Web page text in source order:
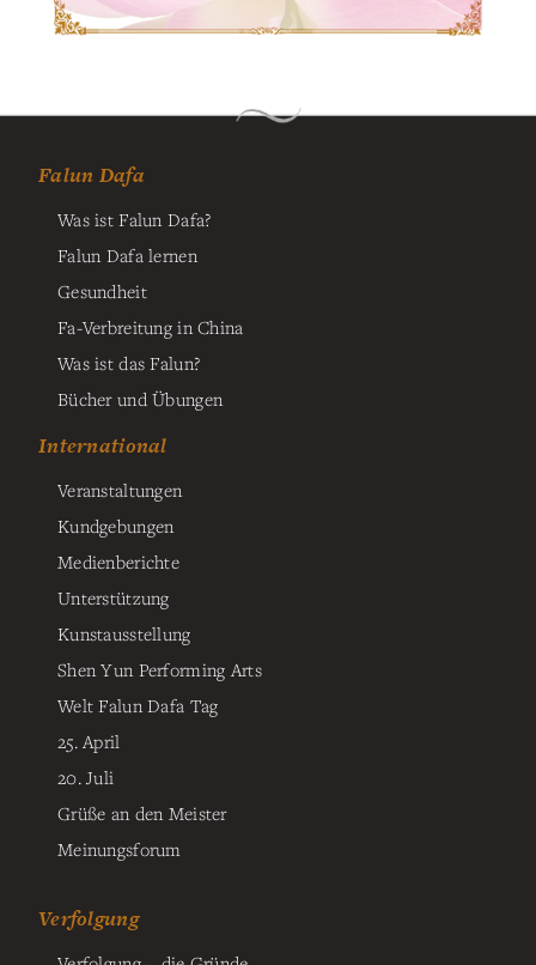
Falun Dafa
Was ist Falun Dafa?
Falun Dafa lernen
Gesundheit
Fa-Verbreitung in China
Was ist das Falun?
Bücher und Übungen
International
Veranstaltungen
Kundgebungen
Medienberichte
Unterstützung
Kunstausstellung
Shen Yun Performing Arts
Welt Falun Dafa Tag
25. April
20. Juli
Grüße an den Meister
Meinungsforum
Verfolgung